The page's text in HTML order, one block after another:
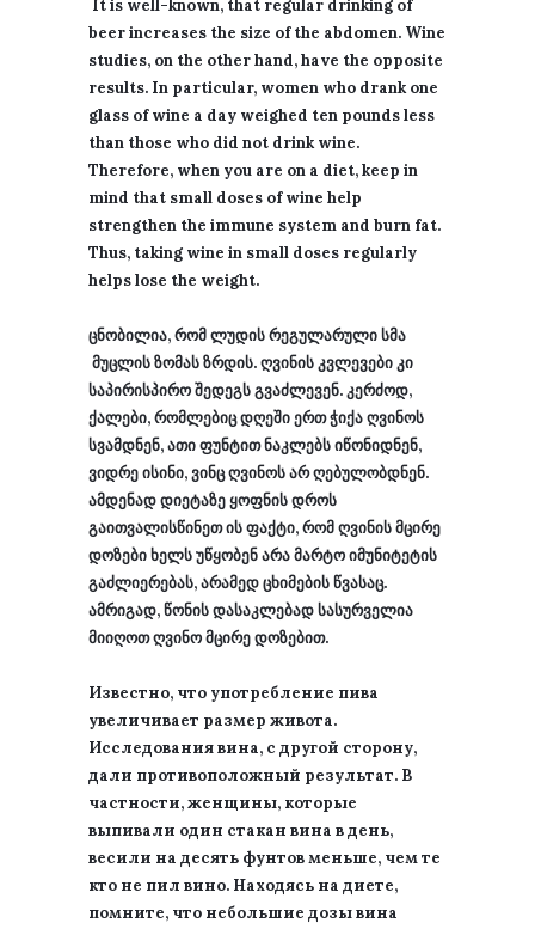
It is well-known, that regular drinking of
beer increases the size of the abdomen. Wine
studies, on the other hand, have the opposite
results. In particular, women who drank one
glass of wine a day weighed ten pounds less
than those who did not drink wine.
Therefore, when you are on a diet, keep in
mind that small doses of wine help
strengthen the immune system and burn fat.
Thus, taking wine in small doses regularly
helps lose the weight.
ცნობილია, რომ ლუდის რეგულარული სმა
მუცლის ზომას ზრდის. ღვინის კვლევები კი
საპირისპირო შედეგს გვაძლევენ. კერძოდ,
ქალები, რომლებიც დღეში ერთ ჭიქა ღვინოს
სვამდნენ, ათი ფუნტით ნაკლებს იწონიდნენ,
ვიდრე ისინი, ვინც ღვინოს არ ღებულობდნენ.
ამდენად დიეტაზე ყოფნის დროს
გაითვალისწინეთ ის ფაქტი, რომ ღვინის მცირე
დოზები ხელს უწყობენ არა მარტო იმუნიტეტის
გაძლიერებას, არამედ ცხიმების წვასაც.
ამრიგად, წონის დასაკლებად სასურველია
მიიღოთ ღვინო მცირე დოზებით.
Известно, что употребление пива
увеличивает размер живота.
Исследования вина, с другой сторону,
дали противоположный результат. В
частности, женщины, которые
выпивали один стакан вина в день,
весили на десять фунтов меньше, чем те
кто не пил вино. Находясь на диете,
помните, что небольшие дозы вина